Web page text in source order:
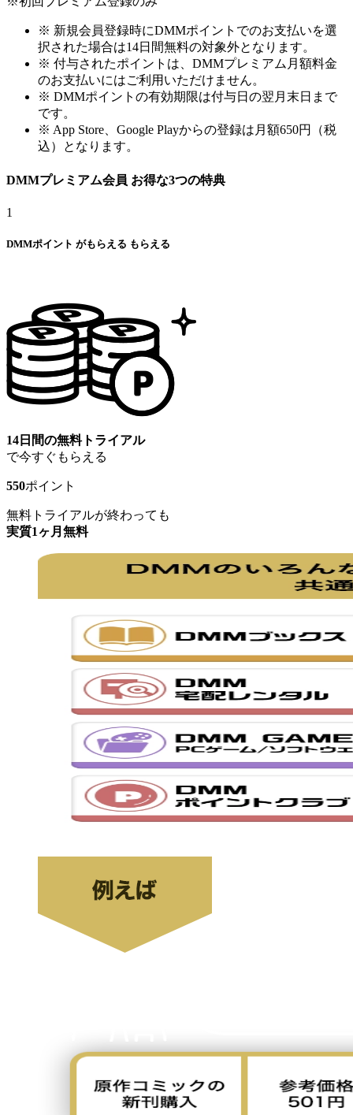
※ 新規会員登録時にDMMポイントでのお支払いを選
択された場合は14日間無料の対象外となります。
※ 付与されたポイントは、DMMプレミアム月額料金
のお支払いにはご利用いただけません。
※ DMMポイントの有効期限は付与日の翌月末日まで
です。
※ App Store、Google Playからの登録は月額650円（税
込）となります。
DMMプレミアム会員 お得な3つの特典
1
DMMポイント がもらえる もらえる
14日間の無料トライアル
で今すぐもらえる
550ポイント
無料トライアルが終わっても
実質1ヶ月無料